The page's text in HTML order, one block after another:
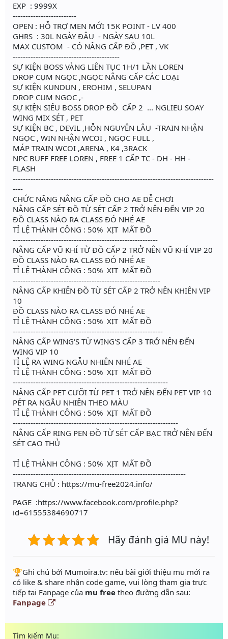
EXP : 9999X
-------------------------
OPEN : HỖ TRỢ MEN MỚI 15K POINT - LV 400
GHRS : 30L NGÀY ĐÂU - NGÀY SAU 10L
MAX CUSTOM - CÓ NÂNG CẤP ĐỒ ,PET , VK
------------------------------------------
SỰ KIỆN BOSS VÀNG LIÊN TỤC 1H/1 LẦN LOREN
DROP CỤM NGỌC ,NGỌC NÂNG CẤP CÁC LOẠI
SỰ KIỆN KUNDUN , EROHIM , SELUPAN
DROP CỤM NGỌC ,-
SỰ KIỆN SIÊU BOSS DROP ĐỒ CẤP 2 ... NGLIEU SOAY
WING MIX SÉT , PET
SỰ KIỆN BC , DEVIL ,HỖN NGUYÊN LÂU -TRAIN NHẬN
NGỌC , WIN NHẬN WCOI , NGỌC FULL ,
MÁP TRAIN WCOI ,ARENA , K4 ,3RACK
NPC BUFF FREE LOREN , FREE 1 CẤP TC - DH - HH -
FLASH
-------------------------------------------------------------------------------
----
CHỨC NĂNG NÂNG CẤP ĐỒ CHO AE DỄ CHƠI
NÂNG CẤP SÉT ĐỒ TỪ SÉT CẤP 2 TRỞ NÊN ĐẾN VIP 20
ĐỒ CLASS NÀO RA CLASS ĐÓ NHÉ AE
TỈ LỆ THÀNH CÔNG : 50% XỊT MẤT ĐỒ
---------------------------------------------------------
NÂNG CẤP VŨ KHÍ TỪ ĐỒ CẤP 2 TRỞ NÊN VŨ KHÍ VIP 20
ĐỒ CLASS NÀO RA CLASS ĐÓ NHÉ AE
TỈ LỆ THÀNH CÔNG : 50% XỊT MẤT ĐỒ
----------------------------------------------------------
NÂNG CẤP KHIÊN ĐỒ TỪ SÉT CẤP 2 TRỞ NÊN KHIÊN VIP
10
ĐỒ CLASS NÀO RA CLASS ĐÓ NHÉ AE
TỈ LỆ THÀNH CÔNG : 50% XỊT MẤT ĐỒ
-----------------------------------------------------------
NÂNG CẤP WING'S TỪ WING'S CẤP 3 TRỞ NÊN ĐẾN
WING VIP 10
TỈ LỆ RA WING NGẪU NHIÊN NHÉ AE
TỈ LỆ THÀNH CÔNG : 50% XỊT MẤT ĐỒ
-------------------------------------------------------------
NÂNG CẤP PET CƯỠI TỪ PET 1 TRỞ NÊN ĐẾN PET VIP 10
PÉT RA NGẪU NHIÊN THEO MÀU
TỈ LỆ THÀNH CÔNG : 50% XỊT MẤT ĐỒ
-----------------------------------------------------------------
NÂNG CẤP RING PEN ĐỒ TỪ SÉT CẤP BẠC TRỞ NÊN ĐẾN
SÉT CAO THỦ
TỈ LỆ THÀNH CÔNG : 50% XỊT MẤT ĐỒ
--------------------------------------------------------------------
TRANG CHỦ : https://mu-free2024.info/
PAGE :https://www.facebook.com/profile.php?
id=61555384690717
Hãy đánh giá MU này!
️🏆Ghi chú bởi Mumoira.tv: nếu bài giới thiệu mu mới ra
có like & share nhận code game, vui lòng tham gia trực
tiếp tại Fanpage của mu free theo đường dẫn sau:
Fanpage
Tìm kiếm Mu: